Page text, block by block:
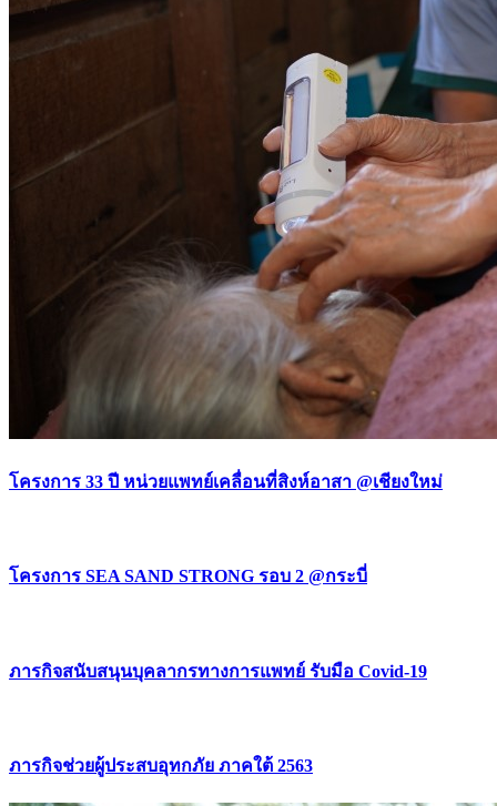
โครงการ 33 ปี หน่วยแพทย์เคลื่อนที่สิงห์อาสา @เชียงใหม่
โครงการ SEA SAND STRONG รอบ 2 @กระบี่
ภารกิจสนับสนุนบุคลากรทางการแพทย์ รับมือ Covid-19
ภารกิจช่วยผู้ประสบอุทกภัย ภาคใต้ 2563